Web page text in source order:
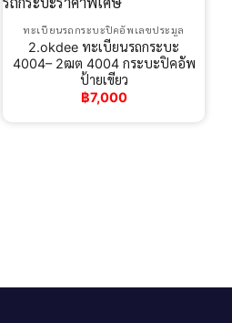
ทะเบียนรถกระบะปิคอัพเลขประมูล
2.okdee ทะเบียนรถกระบะ
4004– 2ฒต 4004 กระบะปิคอัพ
ป้ายเขียว
฿7,000